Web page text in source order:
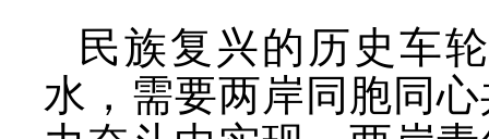
民族复兴的历史车
水，需要两岸同胞同